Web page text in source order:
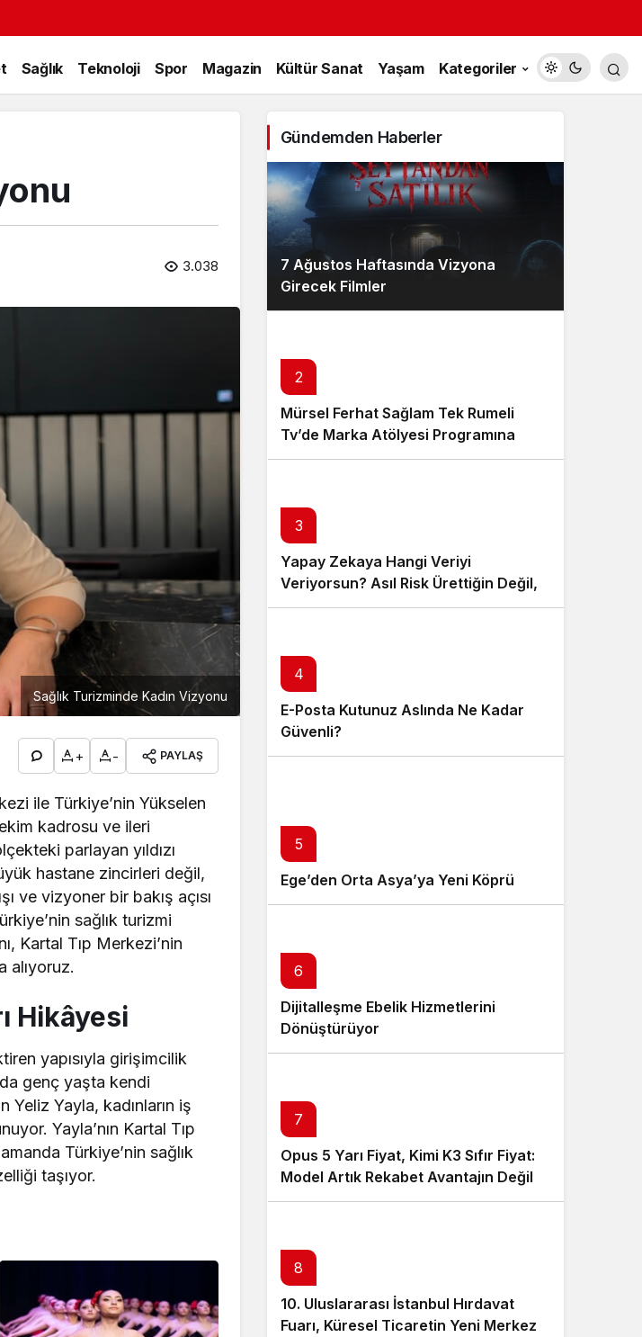
Sağlık Teknoloji Spor Magazin Kültür Sanat Yaşam Kategoriler
3.038
Sağlık Turizminde Kadın Vizyonu
+ - PAYLAŞ
ile Türkiye’nin Yükselen
kadrosu ve ileri
parlayan yıldızı
hastane zincirleri değil,
ve vizyoner bir bakış açısı
sağlık turizmi
Kartal Tıp Merkezi’nin
alıyoruz.
Hikâyesi
yapısıyla girişimcilik
genç yaşta kendi
Yayla, kadınların iş
Yayla’nın Kartal Tıp
Türkiye’nin sağlık
taşıyor.
Gündemden Haberler
7 Ağustos Haftasında Vizyona
Girecek Filmler
2
Mürsel Ferhat Sağlam Tek Rumeli
Tv’de Marka Atölyesi Programına
Konuk Oldu
3
Yapay Zekaya Hangi Veriyi
Veriyorsun? Asıl Risk Ürettiğin Değil,
Verdiğin Veride
4
E-Posta Kutunuz Aslında Ne Kadar
Güvenli?
5
Ege’den Orta Asya’ya Yeni Köprü
6
Dijitalleşme Ebelik Hizmetlerini
Dönüştürüyor
7
Opus 5 Yarı Fiyat, Kimi K3 Sıfır Fiyat:
Model Artık Rekabet Avantajın Değil
8
10. Uluslararası İstanbul Hırdavat
Fuarı, Küresel Ticaretin Yeni Merkezi